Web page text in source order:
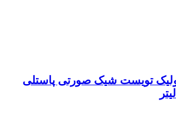
تویست شیک صورتی پاستلی